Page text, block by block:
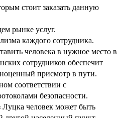
факторов, но всегда
Можно при помощи
ознакомиться с
свои выводы.